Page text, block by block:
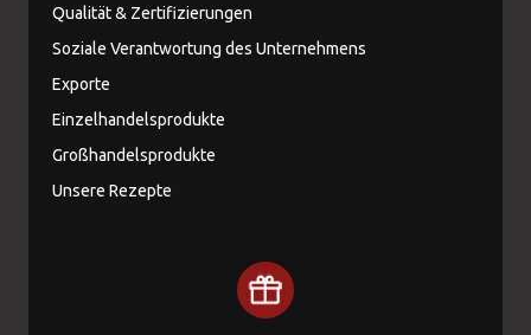
Qualität & Zertifizierungen
Soziale Verantwortung des Unternehmens
Exporte
Einzelhandelsprodukte
Großhandelsprodukte
Unsere Rezepte